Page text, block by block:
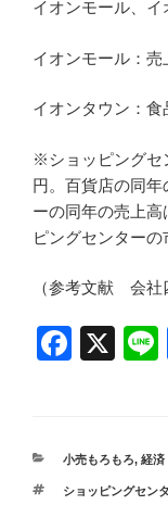
イオンモール、イ
イオンモール：
イオンタウン：
※ショッピングセ
円。百貨店の同
ーの同年の売上高
ピングセンターの
（参考文献 会社
F
e
b
X
カ
ゴ
小売もろもろ, 経済
タ
ショッピングセン